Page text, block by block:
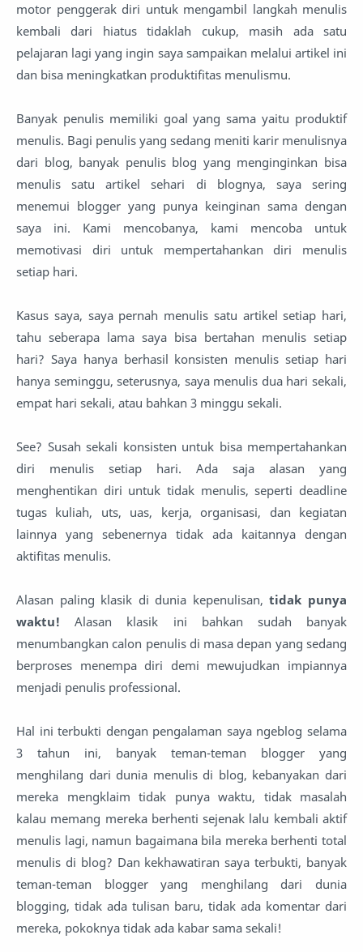
motor penggerak diri untuk mengambil langkah menulis
kembali dari hiatus tidaklah cukup, masih ada satu
pelajaran lagi yang ingin saya sampaikan melalui artikel ini
dan bisa meningkatkan produktifitas menulismu.
Banyak penulis memiliki goal yang sama yaitu produktif
menulis. Bagi penulis yang sedang meniti karir menulisnya
dari blog, banyak penulis blog yang menginginkan bisa
menulis satu artikel sehari di blognya, saya sering
menemui blogger yang punya keinginan sama dengan
saya ini. Kami mencobanya, kami mencoba untuk
memotivasi diri untuk mempertahankan diri menulis
setiap hari.
Kasus saya, saya pernah menulis satu artikel setiap hari,
tahu seberapa lama saya bisa bertahan menulis setiap
hari? Saya hanya berhasil konsisten menulis setiap hari
hanya seminggu, seterusnya, saya menulis dua hari sekali,
empat hari sekali, atau bahkan 3 minggu sekali.
See? Susah sekali konsisten untuk bisa mempertahankan
diri menulis setiap hari. Ada saja alasan yang
menghentikan diri untuk tidak menulis, seperti deadline
tugas kuliah, uts, uas, kerja, organisasi, dan kegiatan
lainnya yang sebenernya tidak ada kaitannya dengan
aktifitas menulis.
Alasan paling klasik di dunia kepenulisan,tidak punya
waktu! Alasan klasik ini bahkan sudah banyak
menumbangkan calon penulis di masa depan yang sedang
berproses menempa diri demi mewujudkan impiannya
menjadi penulis professional.
Hal ini terbukti dengan pengalaman saya ngeblog selama
3 tahun ini, banyak teman-teman blogger yang
menghilang dari dunia menulis di blog, kebanyakan dari
mereka mengklaim tidak punya waktu, tidak masalah
kalau memang mereka berhenti sejenak lalu kembali aktif
menulis lagi, namun bagaimana bila mereka berhenti total
menulis di blog? Dan kekhawatiran saya terbukti, banyak
teman-teman blogger yang menghilang dari dunia
blogging, tidak ada tulisan baru, tidak ada komentar dari
mereka, pokoknya tidak ada kabar sama sekali!